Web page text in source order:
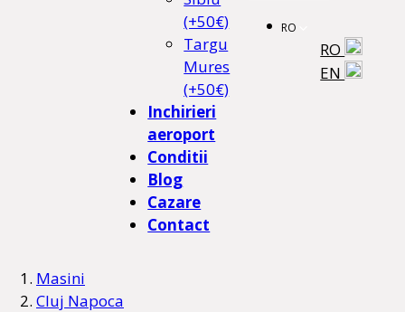
(+50€)
Targu
Mures
(+50€)
Inchirieri
aeroport
Conditii
Blog
Cazare
Contact
RO
RO
EN
Masini
Cluj Napoca